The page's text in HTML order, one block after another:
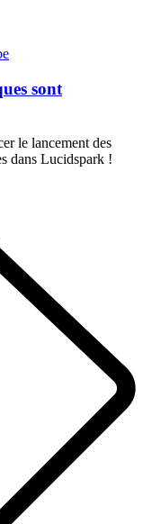
sont
le lancement des
dans Lucidspark !